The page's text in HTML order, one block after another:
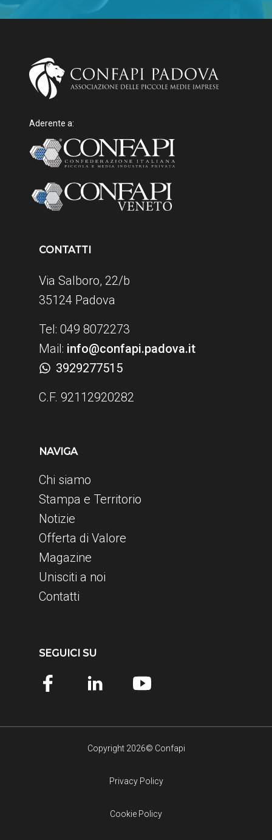
Aderente a:
CONTATTI
Via Salboro, 22/b
35124 Padova
Tel: 049 8072273
Mail: info@confapi.padova.it
3929277515
C.F. 92112920282
NAVIGA
Chi siamo
Stampa e Territorio
Notizie
Offerta di Valore
Magazine
Unisciti a noi
Contatti
SEGUICI SU
Copyright 2026© Confapi
Privacy Policy
Cookie Policy